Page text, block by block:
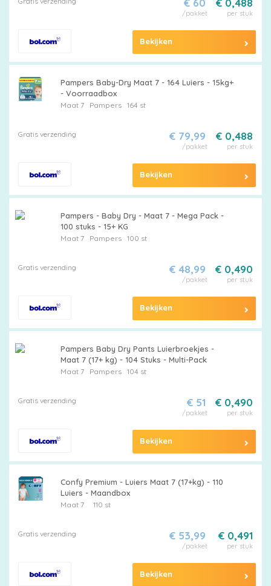
€ 0,488
per stuk
€ 60
/pakket
Bekijken
Pampers Baby-Dry Maat 7 - 164 Luiers - 15kg+
- Voorraadbox
Maat 7 Pampers164 st
Gratis verzending € 0,488
per stuk
€ 79,99
/pakket
Bekijken
Pampers - Baby Dry - Maat 7 - Mega Pack -
100 stuks - 15+ KG
Maat 7 Pampers100 st
Gratis verzending € 0,490
per stuk
€ 48,99
/pakket
Bekijken
Pampers Baby Dry Pants Luierbroekjes -
Maat 7 (17+ kg) - 104 Stuks - Multi-Pack
Maat 7 Pampers104 st
Gratis verzending € 0,490
per stuk
€ 51
/pakket
Bekijken
Confy Premium - Luiers Maat 7 (17+kg) - 110
Luiers - Maandbox
Maat 7110 st
Gratis verzending € 0,491
per stuk
€ 53,99
/pakket
Bekijken